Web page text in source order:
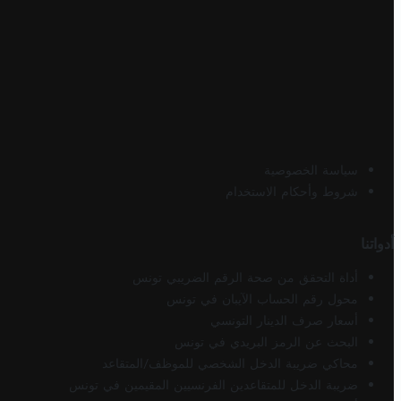
سياسة الخصوصية
شروط وأحكام الاستخدام
أدواتنا
أداة التحقق من صحة الرقم الضريبي تونس
محول رقم الحساب الآيبان في تونس
أسعار صرف الدينار التونسي
البحث عن الرمز البريدي في تونس
محاكي ضريبة الدخل الشخصي للموظف/المتقاعد
ضريبة الدخل للمتقاعدين الفرنسيين المقيمين في تونس